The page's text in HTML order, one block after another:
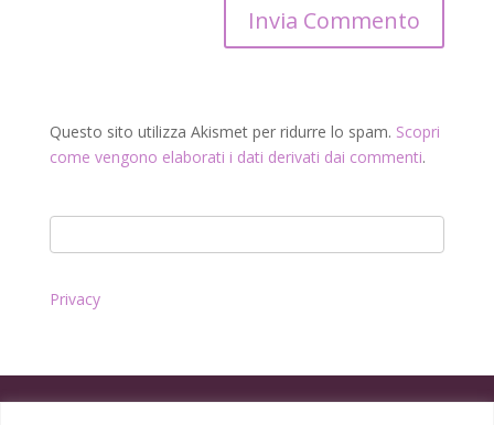
Questo sito utilizza Akismet per ridurre lo spam. Scopri
come vengono elaborati i dati derivati dai commenti.
Privacy